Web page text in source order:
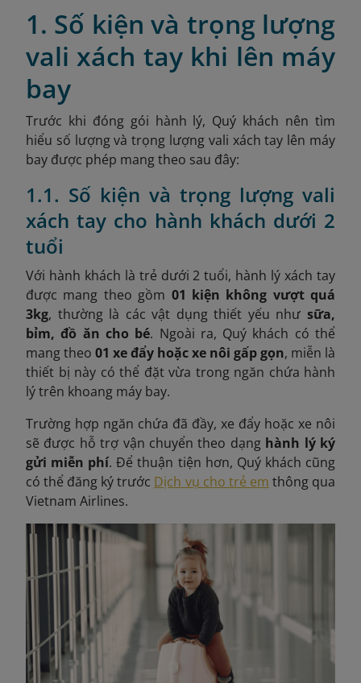
1. Số kiện và trọng lượng
vali xách tay khi lên máy
bay
Trước khi đóng gói hành lý, Quý khách nên tìm
hiểu số lượng và trọng lượng vali xách tay lên máy
bay được phép mang theo sau đây:
1.1. Số kiện và trọng lượng vali
xách tay cho hành khách dưới 2
tuổi
Với hành khách là trẻ dưới 2 tuổi, hành lý xách tay
được mang theo gồm 01 kiện không vượt quá
3kg, thường là các vật dụng thiết yếu như sữa,
bỉm, đồ ăn cho bé. Ngoài ra, Quý khách có thể
mang theo 01 xe đẩy hoặc xe nôi gấp gọn, miễn là
thiết bị này có thể đặt vừa trong ngăn chứa hành
lý trên khoang máy bay.
Trường hợp ngăn chứa đã đầy, xe đẩy hoặc xe nôi
sẽ được hỗ trợ vận chuyển theo dạng hành lý ký
gửi miễn phí. Để thuận tiện hơn, Quý khách cũng
có thể đăng ký trước Dịch vụ cho trẻ em thông qua
Vietnam Airlines.